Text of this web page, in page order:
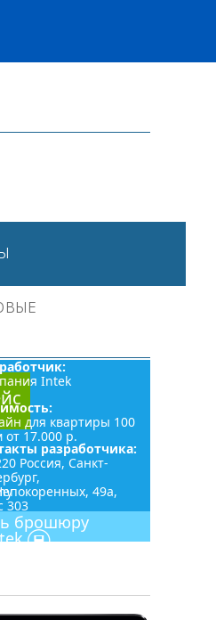
Intek
для квартиры 100
от 17.000 р.
разработчика:
Россия, Санкт-
49а,
303
брошюру